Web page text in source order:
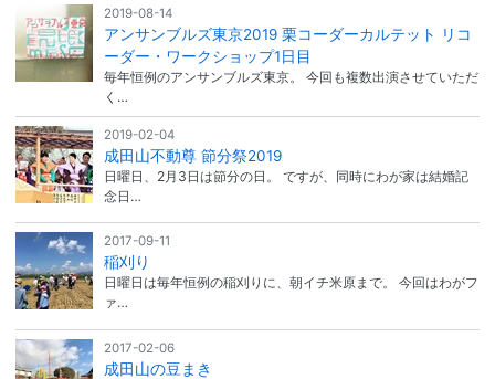
2019-08-14
アンサンブルズ東京2019 栗コーダーカルテット リコ
ーダー・ワークショップ1日目
毎年恒例のアンサンブルズ東京。 今回も複数出演させていただ
く…
2019-02-04
成田山不動尊 節分祭2019
日曜日、2月3日は節分の日。 ですが、同時にわが家は結婚記
念日…
2017-09-11
稲刈り
日曜日は毎年恒例の稲刈りに、朝イチ米原まで。 今回はわがフ
ァ…
2017-02-06
成田山の豆まき